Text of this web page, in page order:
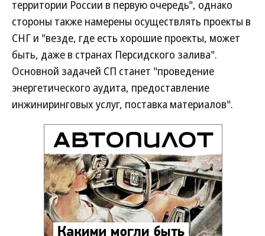
территории России в первую очередь", однако
стороны также намерены осуществлять проекты в
СНГ и "везде, где есть хорошие проекты, может
быть, даже в странах Персидского залива".
Основной задачей СП станет "проведение
энергетического аудита, предоставление
инжиниринговых услуг, поставка материалов".